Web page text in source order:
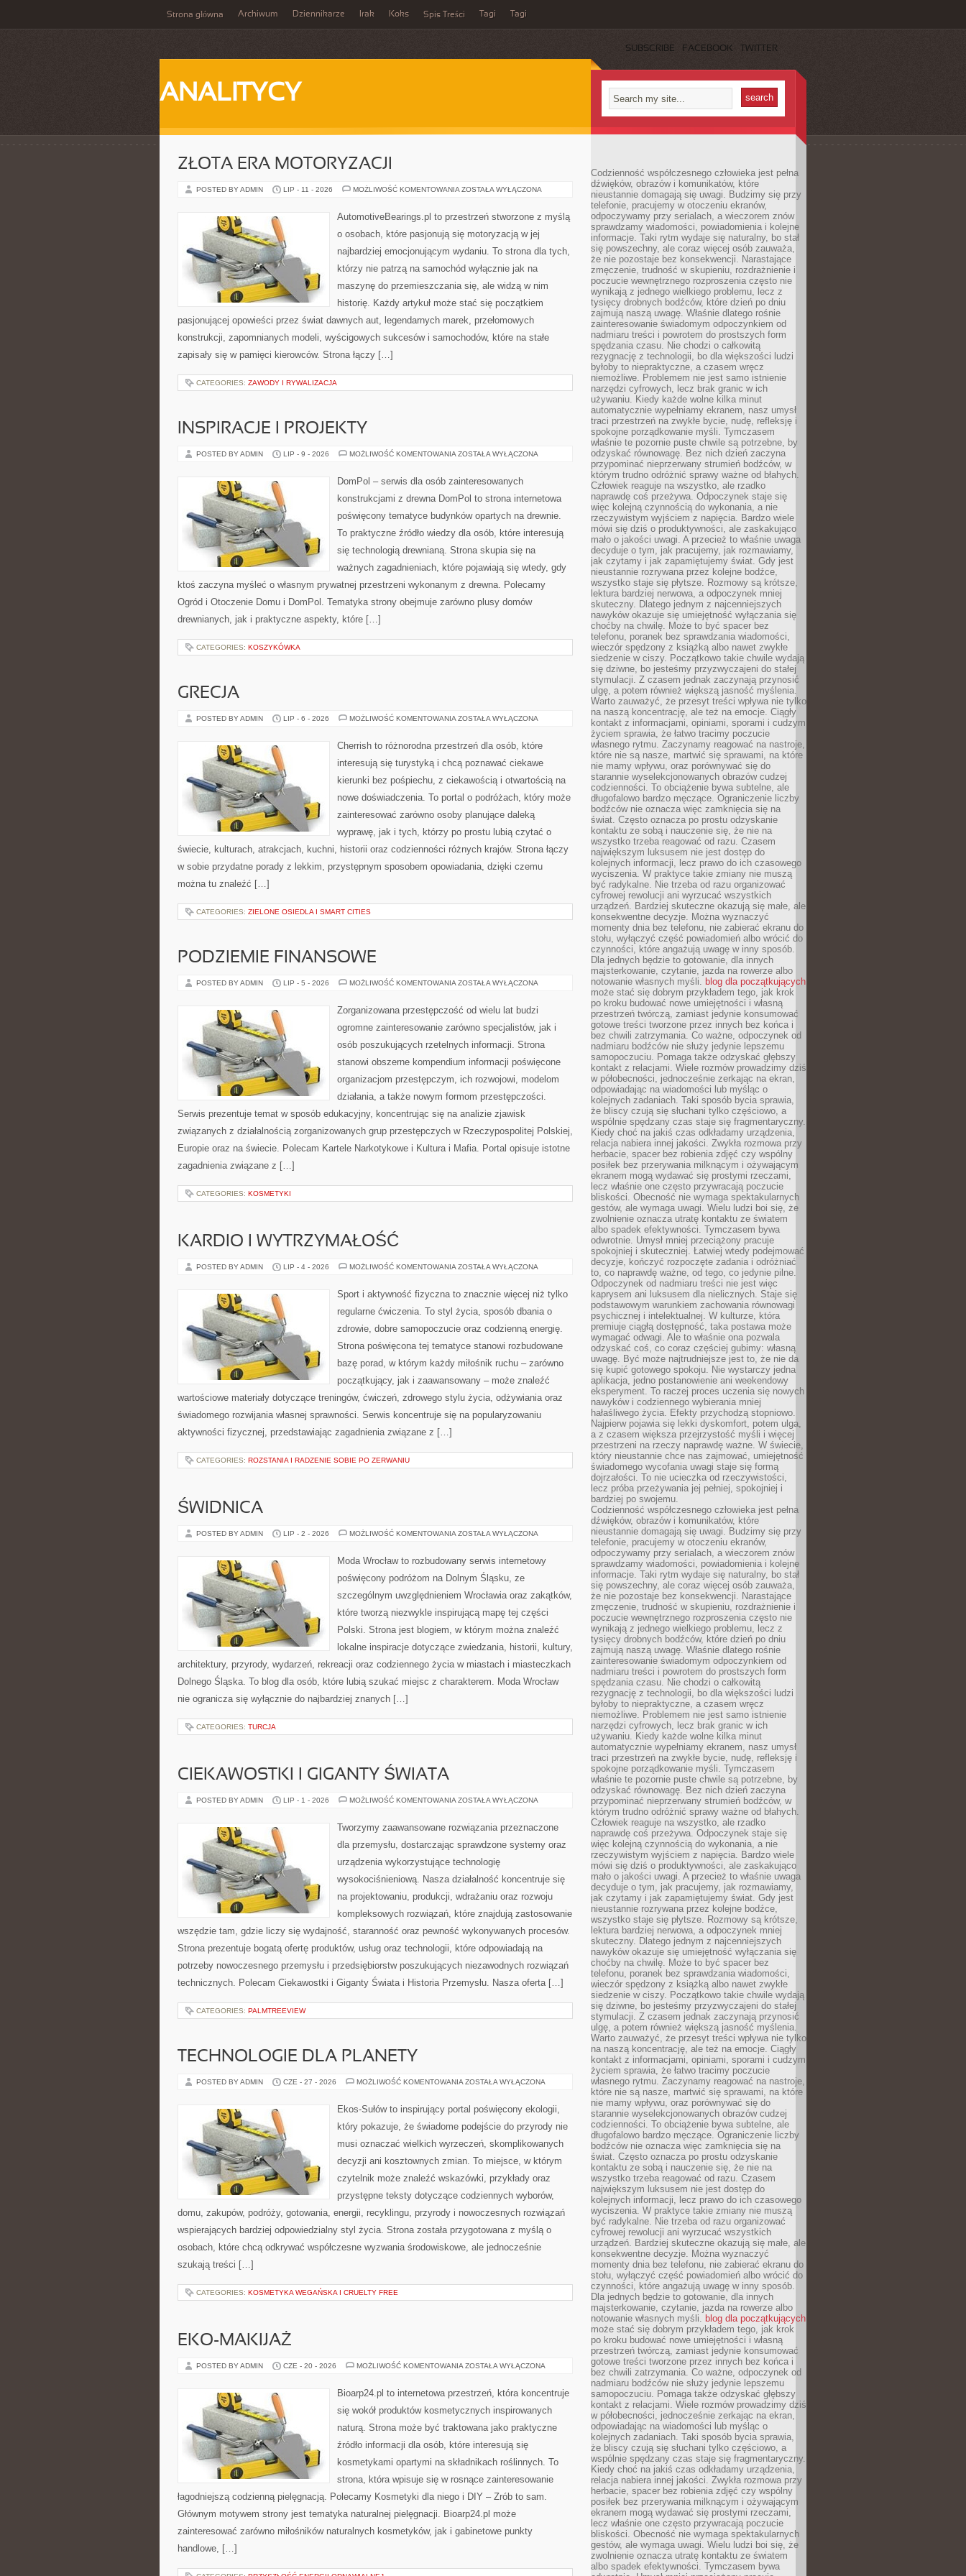
Strona główna Archiwum Dziennikarze Irak Koks Spis Treści Tagi Tagi
SUBSCRIBE FACEBOOK TWITTER
ANALITYCY
ZŁOTA ERA MOTORYZACJI
POSTED BY ADMIN LIP - 11 - 2026 MOŻLIWOŚĆ KOMENTOWANIA ZŁOTA
ZOSTAŁA WYŁĄCZONA
AutomotiveBearings.pl to przestrzeń stworzone z myślą
o osobach, które pasjonują się motoryzacją w jej
najbardziej emocjonującym wydaniu. To strona dla tych,
którzy nie patrzą na samochód wyłącznie jak na
maszynę do przemieszczania się, ale widzą w nim
historię. Każdy artykuł może stać się początkiem
pasjonującej opowieści przez świat dawnych aut, legendarnych marek, przełomowych
konstrukcji, zapomnianych modeli, wyścigowych sukcesów i samochodów, które na stałe
zapisały się w pamięci kierowców. Strona łączy […]
CATEGORIES: ZAWODY I RYWALIZACJA
INSPIRACJE I PROJEKTY
POSTED BY ADMIN LIP - 9 - 2026 MOŻLIWOŚĆ KOMENTOWANIA INSPIRACJE
ZOSTAŁA WYŁĄCZONA
DomPol – serwis dla osób zainteresowanych
konstrukcjami z drewna DomPol to strona internetowa
poświęcony tematyce budynków opartych na drewnie.
To praktyczne źródło wiedzy dla osób, które interesują
się technologią drewnianą. Strona skupia się na
ważnych zagadnieniach, które pojawiają się wtedy, gdy
ktoś zaczyna myśleć o własnym prywatnej przestrzeni wykonanym z drewna. Polecamy
Ogród i Otoczenie Domu i DomPol. Tematyka strony obejmuje zarówno plusy domów
drewnianych, jak i praktyczne aspekty, które […]
CATEGORIES: KOSZYKÓWKA
GRECJA
POSTED BY ADMIN LIP - 6 - 2026 MOŻLIWOŚĆ KOMENTOWANIA GRECJA
ZOSTAŁA WYŁĄCZONA
Cherrish to różnorodna przestrzeń dla osób, które
interesują się turystyką i chcą poznawać ciekawe
kierunki bez pośpiechu, z ciekawością i otwartością na
nowe doświadczenia. To portal o podróżach, który może
zainteresować zarówno osoby planujące daleką
wyprawę, jak i tych, którzy po prostu lubią czytać o
świecie, kulturach, atrakcjach, kuchni, historii oraz codzienności różnych krajów. Strona łączy
w sobie przydatne porady z lekkim, przystępnym sposobem opowiadania, dzięki czemu
można tu znaleźć […]
CATEGORIES: ZIELONE OSIEDLA I SMART CITIES
PODZIEMIE FINANSOWE
POSTED BY ADMIN LIP - 5 - 2026 MOŻLIWOŚĆ KOMENTOWANIA PODZIEMIE
ZOSTAŁA WYŁĄCZONA
Zorganizowana przestępczość od wielu lat budzi
ogromne zainteresowanie zarówno specjalistów, jak i
osób poszukujących rzetelnych informacji. Strona
stanowi obszerne kompendium informacji poświęcone
organizacjom przestępczym, ich rozwojowi, modelom
działania, a także nowym formom przestępczości.
Serwis prezentuje temat w sposób edukacyjny, koncentrując się na analizie zjawisk
związanych z działalnością zorganizowanych grup przestępczych w Rzeczypospolitej Polskiej,
Europie oraz na świecie. Polecam Kartele Narkotykowe i Kultura i Mafia. Portal opisuje istotne
zagadnienia związane z […]
CATEGORIES: KOSMETYKI
KARDIO I WYTRZYMAŁOŚĆ
POSTED BY ADMIN LIP - 4 - 2026 MOŻLIWOŚĆ KOMENTOWANIA KARDIO
ZOSTAŁA WYŁĄCZONA
Sport i aktywność fizyczna to znacznie więcej niż tylko
regularne ćwiczenia. To styl życia, sposób dbania o
zdrowie, dobre samopoczucie oraz codzienną energię.
Strona poświęcona tej tematyce stanowi rozbudowane
bazę porad, w którym każdy miłośnik ruchu – zarówno
początkujący, jak i zaawansowany – może znaleźć
wartościowe materiały dotyczące treningów, ćwiczeń, zdrowego stylu życia, odżywiania oraz
świadomego rozwijania własnej sprawności. Serwis koncentruje się na popularyzowaniu
aktywności fizycznej, przedstawiając zagadnienia związane z […]
CATEGORIES: ROZSTANIA I RADZENIE SOBIE PO ZERWANIU
ŚWIDNICA
POSTED BY ADMIN LIP - 2 - 2026 MOŻLIWOŚĆ KOMENTOWANIA ŚWIDNICA
ZOSTAŁA WYŁĄCZONA
Moda Wrocław to rozbudowany serwis internetowy
poświęcony podróżom na Dolnym Śląsku, ze
szczególnym uwzględnieniem Wrocławia oraz zakątków,
które tworzą niezwykle inspirującą mapę tej części
Polski. Strona jest blogiem, w którym można znaleźć
lokalne inspiracje dotyczące zwiedzania, historii, kultury,
architektury, przyrody, wydarzeń, rekreacji oraz codziennego życia w miastach i miasteczkach
Dolnego Śląska. To blog dla osób, które lubią szukać miejsc z charakterem. Moda Wrocław
nie ogranicza się wyłącznie do najbardziej znanych […]
CATEGORIES: TURCJA
CIEKAWOSTKI I GIGANTY ŚWIATA
POSTED BY ADMIN LIP - 1 - 2026 MOŻLIWOŚĆ KOMENTOWANIA CIEKAWOSTKI
ŚWIATA
ZOSTAŁA WYŁĄCZONA
Tworzymy zaawansowane rozwiązania przeznaczone
dla przemysłu, dostarczając sprawdzone systemy oraz
urządzenia wykorzystujące technologię
wysokociśnieniową. Nasza działalność koncentruje się
na projektowaniu, produkcji, wdrażaniu oraz rozwoju
kompleksowych rozwiązań, które znajdują zastosowanie
wszędzie tam, gdzie liczy się wydajność, staranność oraz pewność wykonywanych procesów.
Strona prezentuje bogatą ofertę produktów, usług oraz technologii, które odpowiadają na
potrzeby nowoczesnego przemysłu i przedsiębiorstw poszukujących niezawodnych rozwiązań
technicznych. Polecam Ciekawostki i Giganty Świata i Historia Przemysłu. Nasza oferta […]
CATEGORIES: PALMTREEVIEW
TECHNOLOGIE DLA PLANETY
POSTED BY ADMIN CZE - 27 - 2026 MOŻLIWOŚĆ KOMENTOWANIA TECHNOLOGIE
ZOSTAŁA WYŁĄCZONA
Ekos-Sułów to inspirujący portal poświęcony ekologii,
który pokazuje, że świadome podejście do przyrody nie
musi oznaczać wielkich wyrzeczeń, skomplikowanych
decyzji ani kosztownych zmian. To miejsce, w którym
czytelnik może znaleźć wskazówki, przykłady oraz
przystępne teksty dotyczące codziennych wyborów,
domu, zakupów, podróży, gotowania, energii, recyklingu, przyrody i nowoczesnych rozwiązań
wspierających bardziej odpowiedzialny styl życia. Strona została przygotowana z myślą o
osobach, które chcą odkrywać współczesne wyzwania środowiskowe, ale jednocześnie
szukają treści […]
CATEGORIES: KOSMETYKA WEGAŃSKA I CRUELTY FREE
EKO-MAKIJAŻ
POSTED BY ADMIN CZE - 20 - 2026 MOŻLIWOŚĆ KOMENTOWANIA EKO-
ZOSTAŁA WYŁĄCZONA
Bioarp24.pl to internetowa przestrzeń, która koncentruje
się wokół produktów kosmetycznych inspirowanych
naturą. Strona może być traktowana jako praktyczne
źródło informacji dla osób, które interesują się
kosmetykami opartymi na składnikach roślinnych. To
strona, która wpisuje się w rosnące zainteresowanie
łagodniejszą codzienną pielęgnacją. Polecamy Kosmetyki dla niego i DIY – Zrób to sam.
Głównym motywem strony jest tematyka naturalnej pielęgnacji. Bioarp24.pl może
zainteresować zarówno miłośników naturalnych kosmetyków, jak i gabinetowe punkty
handlowe, […]
Codzienność współczesnego człowieka jest pełna
dźwięków, obrazów i komunikatów, które
nieustannie domagają się uwagi. Budzimy się przy
telefonie, pracujemy w otoczeniu ekranów,
odpoczywamy przy serialach, a wieczorem znów
sprawdzamy wiadomości, powiadomienia i kolejne
informacje. Taki rytm wydaje się naturalny, bo stał
się powszechny, ale coraz więcej osób zauważa,
że nie pozostaje bez konsekwencji. Narastające
zmęczenie, trudność w skupieniu, rozdrażnienie i
poczucie wewnętrznego rozproszenia często nie
wynikają z jednego wielkiego problemu, lecz z
tysięcy drobnych bodźców, które dzień po dniu
zajmują naszą uwagę. Właśnie dlatego rośnie
zainteresowanie świadomym odpoczynkiem od
nadmiaru treści i powrotem do prostszych form
spędzania czasu. Nie chodzi o całkowitą
rezygnację z technologii, bo dla większości ludzi
byłoby to niepraktyczne, a czasem wręcz
niemożliwe. Problemem nie jest samo istnienie
narzędzi cyfrowych, lecz brak granic w ich
używaniu. Kiedy każde wolne kilka minut
automatycznie wypełniamy ekranem, nasz umysł
traci przestrzeń na zwykłe bycie, nudę, refleksję i
spokojne porządkowanie myśli. Tymczasem
właśnie te pozornie puste chwile są potrzebne, by
odzyskać równowagę. Bez nich dzień zaczyna
przypominać nieprzerwany strumień bodźców, w
którym trudno odróżnić sprawy ważne od błahych.
Człowiek reaguje na wszystko, ale rzadko
naprawdę coś przeżywa. Odpoczynek staje się
więc kolejną czynnością do wykonania, a nie
rzeczywistym wyjściem z napięcia. Bardzo wiele
mówi się dziś o produktywności, ale zaskakująco
mało o jakości uwagi. A przecież to właśnie uwaga
decyduje o tym, jak pracujemy, jak rozmawiamy,
jak czytamy i jak zapamiętujemy świat. Gdy jest
nieustannie rozrywana przez kolejne bodźce,
wszystko staje się płytsze. Rozmowy są krótsze,
lektura bardziej nerwowa, a odpoczynek mniej
skuteczny. Dlatego jednym z najcenniejszych
nawyków okazuje się umiejętność wyłączania się
choćby na chwilę. Może to być spacer bez
telefonu, poranek bez sprawdzania wiadomości,
wieczór spędzony z książką albo nawet zwykłe
siedzenie w ciszy. Początkowo takie chwile wydają
się dziwne, bo jesteśmy przyzwyczajeni do stałej
stymulacji. Z czasem jednak zaczynają przynosić
ulgę, a potem również większą jasność myślenia.
Warto zauważyć, że przesyt treści wpływa nie tylko
na naszą koncentrację, ale też na emocje. Ciągły
kontakt z informacjami, opiniami, sporami i cudzym
życiem sprawia, że łatwo tracimy poczucie
własnego rytmu. Zaczynamy reagować na nastroje,
które nie są nasze, martwić się sprawami, na które
nie mamy wpływu, oraz porównywać się do
starannie wyselekcjonowanych obrazów cudzej
codzienności. To obciążenie bywa subtelne, ale
długofalowo bardzo męczące. Ograniczenie liczby
bodźców nie oznacza więc zamknięcia się na
świat. Często oznacza po prostu odzyskanie
kontaktu ze sobą i nauczenie się, że nie na
wszystko trzeba reagować od razu. Czasem
największym luksusem nie jest dostęp do
kolejnych informacji, lecz prawo do ich czasowego
wyciszenia. W praktyce takie zmiany nie muszą
być radykalne. Nie trzeba od razu organizować
cyfrowej rewolucji ani wyrzucać wszystkich
urządzeń. Bardziej skuteczne okazują się małe, ale
konsekwentne decyzje. Można wyznaczyć
momenty dnia bez telefonu, nie zabierać ekranu do
stołu, wyłączyć część powiadomień albo wrócić do
czynności, które angażują uwagę w inny sposób.
Dla jednych będzie to gotowanie, dla innych
majsterkowanie, czytanie, jazda na rowerze albo
notowanie własnych myśli. blog dla początkujących
może stać się dobrym przykładem tego, jak krok
po kroku budować nowe umiejętności i własną
przestrzeń twórczą, zamiast jedynie konsumować
gotowe treści tworzone przez innych bez końca i
bez chwili zatrzymania. Co ważne, odpoczynek od
nadmiaru bodźców nie służy jedynie lepszemu
samopoczuciu. Pomaga także odzyskać głębszy
kontakt z relacjami. Wiele rozmów prowadzimy dziś
w półobecności, jednocześnie zerkając na ekran,
odpowiadając na wiadomości lub myśląc o
kolejnych zadaniach. Taki sposób bycia sprawia,
że bliscy czują się słuchani tylko częściowo, a
wspólnie spędzany czas staje się fragmentaryczny.
Kiedy choć na jakiś czas odkładamy urządzenia,
relacja nabiera innej jakości. Zwykła rozmowa przy
herbacie, spacer bez robienia zdjęć czy wspólny
posiłek bez przerywania milknącym i ożywającym
ekranem mogą wydawać się prostymi rzeczami,
lecz właśnie one często przywracają poczucie
bliskości. Obecność nie wymaga spektakularnych
gestów, ale wymaga uwagi. Wielu ludzi boi się, że
zwolnienie oznacza utratę kontaktu ze światem
albo spadek efektywności. Tymczasem bywa
odwrotnie. Umysł mniej przeciążony pracuje
spokojniej i skuteczniej. Łatwiej wtedy podejmować
decyzje, kończyć rozpoczęte zadania i odróżniać
to, co naprawdę ważne, od tego, co jedynie pilne.
Odpoczynek od nadmiaru treści nie jest więc
kaprysem ani luksusem dla nielicznych. Staje się
podstawowym warunkiem zachowania równowagi
psychicznej i intelektualnej. W kulturze, która
premiuje ciągłą dostępność, taka postawa może
wymagać odwagi. Ale to właśnie ona pozwala
odzyskać coś, co coraz częściej gubimy: własną
uwagę. Być może najtrudniejsze jest to, że nie da
się kupić gotowego spokoju. Nie wystarczy jedna
aplikacja, jedno postanowienie ani weekendowy
eksperyment. To raczej proces uczenia się nowych
nawyków i codziennego wybierania mniej
hałaśliwego życia. Efekty przychodzą stopniowo.
Najpierw pojawia się lekki dyskomfort, potem ulga,
a z czasem większa przejrzystość myśli i więcej
przestrzeni na rzeczy naprawdę ważne. W świecie,
który nieustannie chce nas zajmować, umiejętność
świadomego wycofania uwagi staje się formą
dojrzałości. To nie ucieczka od rzeczywistości,
lecz próba przeżywania jej pełniej, spokojniej i
bardziej po swojemu.
Codzienność współczesnego człowieka jest pełna
dźwięków, obrazów i komunikatów, które
nieustannie domagają się uwagi. Budzimy się przy
telefonie, pracujemy w otoczeniu ekranów,
odpoczywamy przy serialach, a wieczorem znów
sprawdzamy wiadomości, powiadomienia i kolejne
informacje. Taki rytm wydaje się naturalny, bo stał
się powszechny, ale coraz więcej osób zauważa,
że nie pozostaje bez konsekwencji. Narastające
zmęczenie, trudność w skupieniu, rozdrażnienie i
poczucie wewnętrznego rozproszenia często nie
wynikają z jednego wielkiego problemu, lecz z
tysięcy drobnych bodźców, które dzień po dniu
zajmują naszą uwagę. Właśnie dlatego rośnie
zainteresowanie świadomym odpoczynkiem od
nadmiaru treści i powrotem do prostszych form
spędzania czasu. Nie chodzi o całkowitą
rezygnację z technologii, bo dla większości ludzi
byłoby to niepraktyczne, a czasem wręcz
niemożliwe. Problemem nie jest samo istnienie
narzędzi cyfrowych, lecz brak granic w ich
używaniu. Kiedy każde wolne kilka minut
automatycznie wypełniamy ekranem, nasz umysł
traci przestrzeń na zwykłe bycie, nudę, refleksję i
spokojne porządkowanie myśli. Tymczasem
właśnie te pozornie puste chwile są potrzebne, by
odzyskać równowagę. Bez nich dzień zaczyna
przypominać nieprzerwany strumień bodźców, w
którym trudno odróżnić sprawy ważne od błahych.
Człowiek reaguje na wszystko, ale rzadko
naprawdę coś przeżywa. Odpoczynek staje się
więc kolejną czynnością do wykonania, a nie
rzeczywistym wyjściem z napięcia. Bardzo wiele
mówi się dziś o produktywności, ale zaskakująco
mało o jakości uwagi. A przecież to właśnie uwaga
decyduje o tym, jak pracujemy, jak rozmawiamy,
jak czytamy i jak zapamiętujemy świat. Gdy jest
nieustannie rozrywana przez kolejne bodźce,
wszystko staje się płytsze. Rozmowy są krótsze,
lektura bardziej nerwowa, a odpoczynek mniej
skuteczny. Dlatego jednym z najcenniejszych
nawyków okazuje się umiejętność wyłączania się
choćby na chwilę. Może to być spacer bez
telefonu, poranek bez sprawdzania wiadomości,
wieczór spędzony z książką albo nawet zwykłe
siedzenie w ciszy. Początkowo takie chwile wydają
się dziwne, bo jesteśmy przyzwyczajeni do stałej
stymulacji. Z czasem jednak zaczynają przynosić
ulgę, a potem również większą jasność myślenia.
Warto zauważyć, że przesyt treści wpływa nie tylko
na naszą koncentrację, ale też na emocje. Ciągły
kontakt z informacjami, opiniami, sporami i cudzym
życiem sprawia, że łatwo tracimy poczucie
własnego rytmu. Zaczynamy reagować na nastroje,
które nie są nasze, martwić się sprawami, na które
nie mamy wpływu, oraz porównywać się do
starannie wyselekcjonowanych obrazów cudzej
codzienności. To obciążenie bywa subtelne, ale
długofalowo bardzo męczące. Ograniczenie liczby
bodźców nie oznacza więc zamknięcia się na
świat. Często oznacza po prostu odzyskanie
kontaktu ze sobą i nauczenie się, że nie na
wszystko trzeba reagować od razu. Czasem
największym luksusem nie jest dostęp do
kolejnych informacji, lecz prawo do ich czasowego
wyciszenia. W praktyce takie zmiany nie muszą
być radykalne. Nie trzeba od razu organizować
cyfrowej rewolucji ani wyrzucać wszystkich
urządzeń. Bardziej skuteczne okazują się małe, ale
konsekwentne decyzje. Można wyznaczyć
momenty dnia bez telefonu, nie zabierać ekranu do
stołu, wyłączyć część powiadomień albo wrócić do
czynności, które angażują uwagę w inny sposób.
Dla jednych będzie to gotowanie, dla innych
majsterkowanie, czytanie, jazda na rowerze albo
notowanie własnych myśli. blog dla początkujących
może stać się dobrym przykładem tego, jak krok
po kroku budować nowe umiejętności i własną
przestrzeń twórczą, zamiast jedynie konsumować
gotowe treści tworzone przez innych bez końca i
bez chwili zatrzymania. Co ważne, odpoczynek od
nadmiaru bodźców nie służy jedynie lepszemu
samopoczuciu. Pomaga także odzyskać głębszy
kontakt z relacjami. Wiele rozmów prowadzimy dziś
w półobecności, jednocześnie zerkając na ekran,
odpowiadając na wiadomości lub myśląc o
kolejnych zadaniach. Taki sposób bycia sprawia,
że bliscy czują się słuchani tylko częściowo, a
wspólnie spędzany czas staje się fragmentaryczny.
Kiedy choć na jakiś czas odkładamy urządzenia,
relacja nabiera innej jakości. Zwykła rozmowa przy
herbacie, spacer bez robienia zdjęć czy wspólny
posiłek bez przerywania milknącym i ożywającym
ekranem mogą wydawać się prostymi rzeczami,
lecz właśnie one często przywracają poczucie
bliskości. Obecność nie wymaga spektakularnych
gestów, ale wymaga uwagi. Wielu ludzi boi się, że
zwolnienie oznacza utratę kontaktu ze światem
albo spadek efektywności. Tymczasem bywa